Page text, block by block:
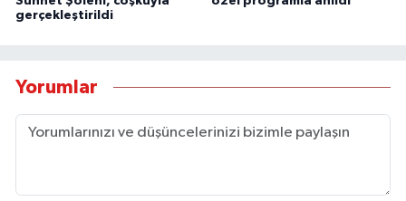
gerçekleştirildi
Yorumlar